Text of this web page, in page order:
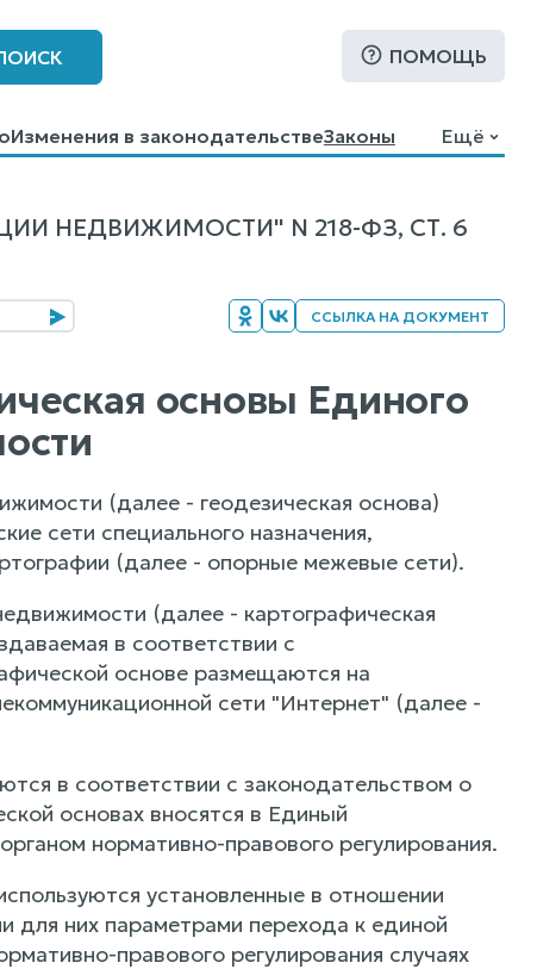
ПОМОЩЬ
Изменения в законодательствеЗаконы
Ещё
НЕДВИЖИМОСТИ" N 218-ФЗ, СТ. 6
ССЫЛКА НА ДОКУМЕНТ
основы Единого
(далее - геодезическая основа)
сети специального назначения,
(далее - опорные межевые сети).
(далее - картографическая
в соответствии с
основе размещаются на
сети "Интернет" (далее -
в соответствии с законодательством о
основах вносятся в Единый
нормативно-правового регулирования.
установленные в отношении
для них параметрами перехода к единой
правового регулирования случаях